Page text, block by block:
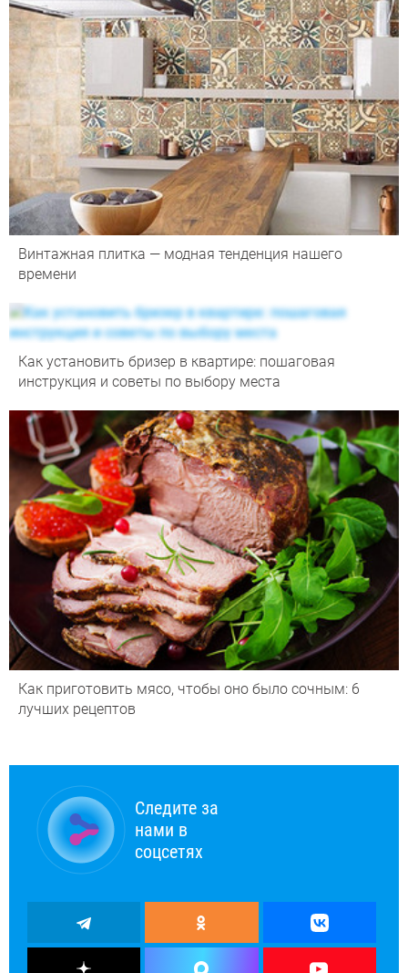
Винтажная плитка — модная тенденция нашего
времени
Как установить бризер в квартире: пошаговая
инструкция и советы по выбору места
Как приготовить мясо, чтобы оно было сочным: 6
лучших рецептов
Следите за
нами в
соцсетях